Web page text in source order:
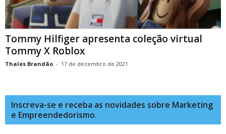
Tommy Hilfiger apresenta coleção virtual
Tommy X Roblox
Thales Brandão - 17 de dezembro de 2021
Inscreva-se e receba as novidades sobre Marketing
e Empreendedorismo.